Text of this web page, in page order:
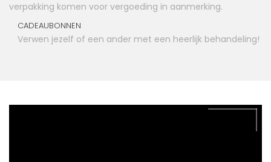
verpakking komen voor vergoeding in aanmerking.
CADEAUBONNEN
Verwen jezelf of een ander met een heerlijk behandeling!